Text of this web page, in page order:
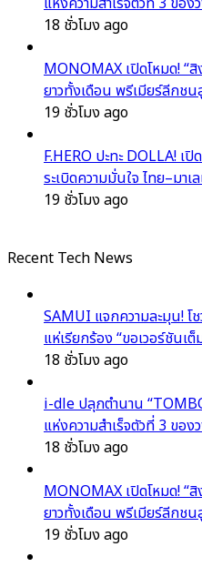
18 ชั่วโมง ago
MONOMAX เปิดโหมด! “
ยาวทั้งเดือน พรีเมียร์ลีกชน
19 ชั่วโมง ago
F.HERO ปะทะ DOLLA! เปิ
ระเบิดความมั่นใจ ไทย–มา
19 ชั่วโมง ago
Recent Tech News
SAMUI แจกความละมุน! โ
แห่เรียกร้อง “ขอเวอร์ชันเต็
18 ชั่วโมง ago
i-dle ปลุกตำนาน
แห่งความสำเร็จตัวที่ 3 ของ
18 ชั่วโมง ago
MONOMAX เปิดโหมด! “
ยาวทั้งเดือน พรีเมียร์ลีกชน
19 ชั่วโมง ago